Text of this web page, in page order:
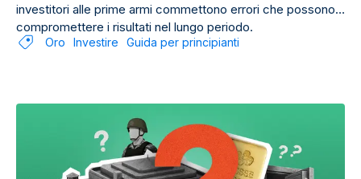
investitori alle prime armi commettono errori che possono
compromettere i risultati nel lungo periodo.
Oro Investire Guida per principianti